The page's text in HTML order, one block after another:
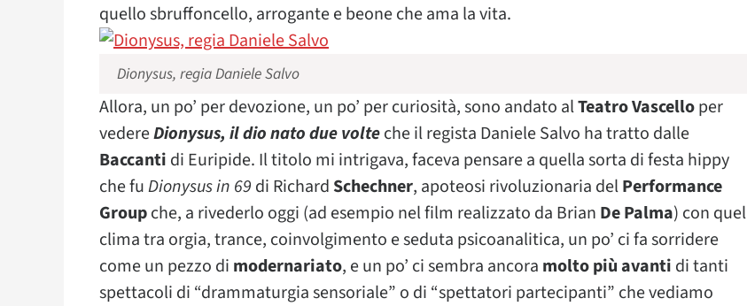
quello sbruffoncello, arrogante e beone che ama la vita.
Dionysus, regia Daniele Salvo
Allora, un po’ per devozione, un po’ per curiosità, sono andato alTeatro Vascelloper
vedereDionysus, il dio nato due volteche il regista Daniele Salvo ha tratto dalle
Baccanti di Euripide. Il titolo mi intrigava, faceva pensare a quella sorta di festa hippy
che fuDionysus in 69 di Richard Schechner, apoteosi rivoluzionaria delPerformance
Groupche, a rivederlo oggi (ad esempio nel film realizzato da Brian De Palma) con quel
clima tra orgia, trance, coinvolgimento e seduta psicoanalitica, un po’ ci fa sorridere
come un pezzo di modernariato, e un po’ ci sembra ancora molto più avanti di tanti
spettacoli di “drammaturgia sensoriale” o di “spettatori partecipanti” che vediamo